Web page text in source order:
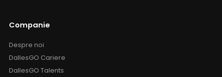
Companie
Despre noi
DallesGO Cariere
DallesGO Talents